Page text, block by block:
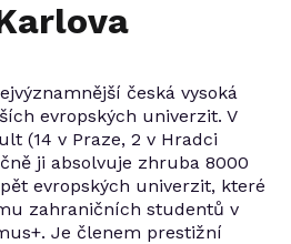
česká vysoká
evropských univerzit. V
(14 v Praze, 2 v Hradci
ji absolvuje zhruba 8000
evropských univerzit, které
zahraničních studentů v
Je členem prestižní